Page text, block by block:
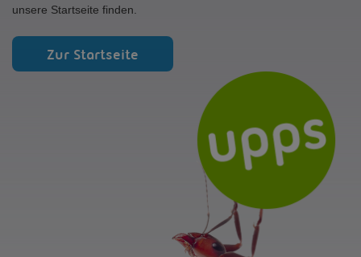
unsere Startseite finden.
Zur Startseite